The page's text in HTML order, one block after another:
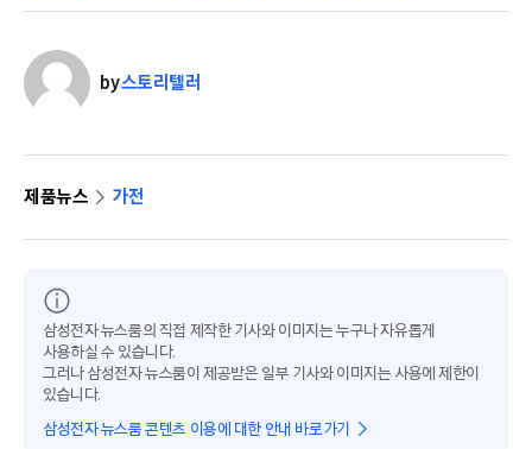
by스토리텔러
제품뉴스 가전
삼성전자 뉴스룸의 직접 제작한 기사와 이미지는 누구나 자유롭게
사용하실 수 있습니다.
그러나 삼성전자 뉴스룸이 제공받은 일부 기사와 이미지는 사용에 제한이
있습니다.
삼성전자 뉴스룸 콘텐츠 이용에 대한 안내 바로가기